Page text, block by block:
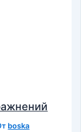
boska